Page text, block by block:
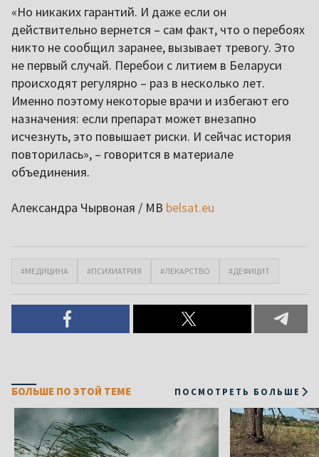
«Но никаких гарантий. И даже если он
действительно вернется – сам факт, что о перебоях
никто не сообщил заранее, вызывает тревогу. Это
не первый случай. Перебои с литием в Беларуси
происходят регулярно – раз в несколько лет.
Именно поэтому некоторые врачи и избегают его
назначения: если препарат может внезапно
исчезнуть, это повышает риски. И сейчас история
повторилась», – говорится в материале
объединения.
Александра Чырвоная / МВ belsat.eu
#МЕДИЦИНА #ПСИХИАТРИЯ #ЛЕКАРСТВО #ДЕФИЦИТ
БОЛЬШЕ ПО ЭТОЙ ТЕМЕ ПОСМОТРЕТЬ БОЛЬШЕ